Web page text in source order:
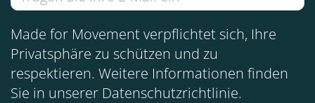
Made for Movement verpflichtet sich, Ihre
Privatsphäre zu schützen und zu
respektieren. Weitere Informationen finden
Sie in unserer Datenschutzrichtlinie.